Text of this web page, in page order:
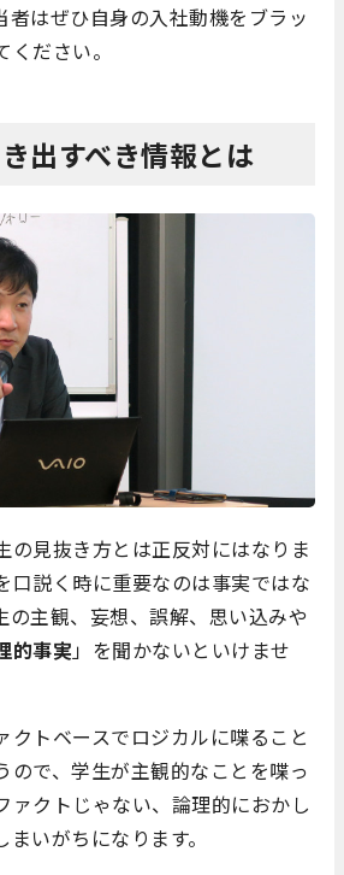
者はぜひ自身の入社動機をブラッ
ださい。
出すべき情報とは
の見抜き方とは正反対にはなりま
口説く時に重要なのは事実ではな
の主観、妄想、誤解、思い込みや
的事実」を聞かないといけませ
クトベースでロジカルに喋ること
ので、学生が主観的なことを喋っ
ァクトじゃない、論理的におかし
いがちになります。